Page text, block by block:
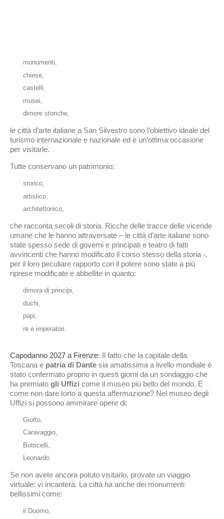
monumenti,
chiese,
castelli,
musei,
dimore storiche,
le città d’arte italiane a San Silvestro sono l’obiettivo ideale del
turismo internazionale e nazionale ed è un’ottima occasione
per visitarle.
Tutte conservano un patrimonio:
storico,
artistico,
architettonico,
che racconta secoli di storia. Ricche delle tracce delle vicende
umane che le hanno attraversate – le città d’arte italiane sono
state spesso sede di governi e principati e teatro di fatti
avvincenti che hanno modificato il corso stesso della storia -,
per il loro peculiare rapporto con il potere sono state a più
riprese modificate e abbellite in quanto:
dimora di principi,
duchi,
papi,
re e imperatori.
Capodanno 2027 a Firenze: Il fatto che la capitale della
Toscana e patria di Dante sia amatissima a livello mondiale è
stato confermato proprio in questi giorni da un sondaggio che
ha premiato gli Uffizi come il museo più bello del mondo. E
come non dare torto a questa affermazione? Nel museo degli
Uffizi si possono ammirare opere di:
Giotto,
Caravaggio,
Botticelli,
Leonardo.
Se non avete ancora potuto visitarlo, provate un viaggio
virtuale: vi incanterà. La città ha anche dei monumenti
bellissimi come:
il Duomo,